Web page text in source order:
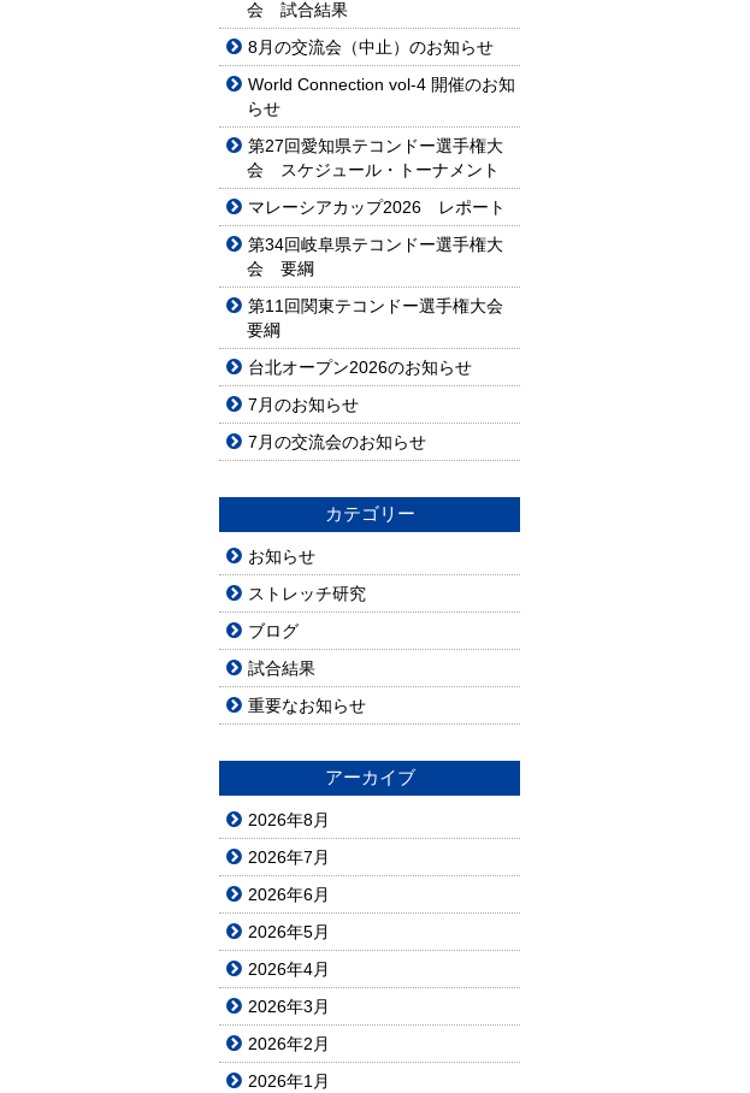
会 試合結果
8月の交流会（中止）のお知らせ
World Connection vol-4 開催のお知
らせ
第27回愛知県テコンドー選手権大
会 スケジュール・トーナメント
マレーシアカップ2026 レポート
第34回岐阜県テコンドー選手権大
会 要綱
第11回関東テコンドー選手権大会
要綱
台北オープン2026のお知らせ
7月のお知らせ
7月の交流会のお知らせ
カテゴリー
お知らせ
ストレッチ研究
ブログ
試合結果
重要なお知らせ
アーカイブ
2026年8月
2026年7月
2026年6月
2026年5月
2026年4月
2026年3月
2026年2月
2026年1月